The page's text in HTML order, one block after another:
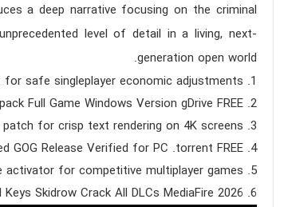
a deep narrative focusing on the criminal
level of detail in a living, next-
generation open world.
safe singleplayer economic adjustments
Full Game Windows Version gDrive FREE
for crisp text rendering on 4K screens
GOG Release Verified for PC .torrent FREE
for competitive multiplayer games
Skidrow Crack All DLCs MediaFire 2026